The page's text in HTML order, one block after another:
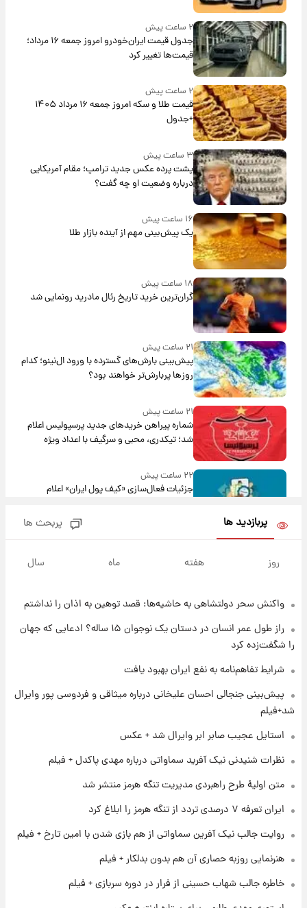
۲ ساعت پیش
جدول قیمت ایران‌خودرو امروز جمعه ۱۶ مرداد؛
قیمت‌ها تغییر کرد
۲ ساعت پیش
قیمت طلا و سکه امروز جمعه ۱۶ مرداد ۱۴۰۵
+جدول
۳ ساعت پیش
پشت پرده عکس جدید ترامپ؛ مقام آمریکایی
درباره وضعیت او چه گفت؟
۱۶ ساعت پیش
یک پیش‌بینی مهم از آینده بازار طلا
۱۸ ساعت پیش
گران‌ترین خرید تاریخ رئال مادرید رونمایی شد
۲۱ ساعت پیش
پیش‌بینی بارش‌های گسترده با ورود ال‌نینو؛ کدام
روزها پربارش‌تر خواهند بود؟
۲۱ ساعت پیش
شماره پیراهن خریدهای جدید پرسپولیس اعلام
شد؛ تیکدری، محبی و سرگیف با اعداد ویژه
۲۲ ساعت پیش
جزئیات فعال‌سازی «کیف پول ایران» اعلام
امروز پنجشنبه ۱۵ مرداد ۱۴۰۵ +جدول
۱ روز پیش
شد
۱ روز پیش
شاهین، کوییک، اطلس، سهند و ساینا با اقساط
سیگنال‌های جدید برای بازار طلا؛ پیش‌بینی
۱ روز پیش
پربازدید ها پربحث ها
روز هفته ماه سال
واکنش سحر دولتشاهی به حاشیه‌ها: قصد توهین به اذان را نداشتم
راز طول عمر انسان در دستان یک نوجوان ۱۵ ساله؟ ادعایی که جهان
را شگفت‌زده کرد
شرایط تفاهم‌نامه به نفع ایران بهبود یافت
پیش‌بینی جنجالی احسان علیخانی درباره میثاقی و فردوسی پور وایرال
شد+فیلم
استایل عجیب صابر ابر وایرال شد + عکس
نظرات شنیدنی نیک آفرید سماواتی درباره مهدی پاکدل + فیلم
متن اولیۀ طرح راهبردی مدیریت تنگه هرمز منتشر شد
ایران تعرفه ۷ درصدی تردد از تنگه هرمز را ابلاغ کرد
روایت جالب نیک آفرین سماواتی از هم بازی شدن با امین تارخ + فیلم
هنرنمایی روزبه حصاری آن هم بدون بدلکار + فیلم
خاطره جالب شهاب حسینی از فرار در دوره سربازی + فیلم